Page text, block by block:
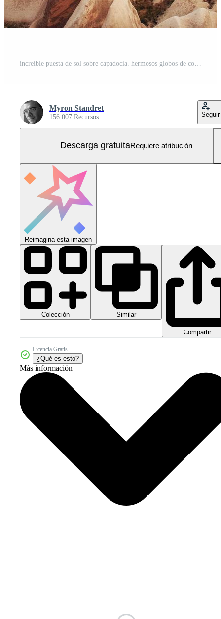
Myron Standret
156.007 Recursos Seguir
Descarga gratuitaRequiere atribución
Reimagina esta imagen
Colección Similar
Compartir
Licencia Gratis
¿Qué es esto?
Más información